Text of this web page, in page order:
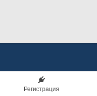
Регистрация